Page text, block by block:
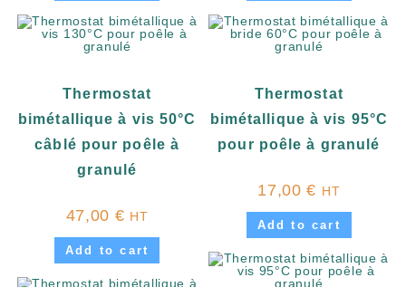
Thermostat
bimétallique à vis 50°C
câblé pour poêle à
granulé
47,00 € HT
Add to cart
Thermostat
bimétallique à vis 95°C
pour poêle à granulé
17,00€ HT
Add to cart